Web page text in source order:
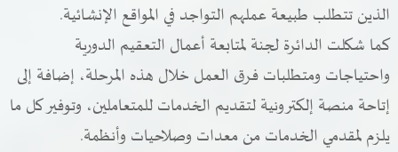
الذين تتطلب طبيعة عملهم التواجد في المواقع الإنشائية.
كما شكلت الدائرة لجنة لمتابعة أعمال التعقيم الدورية
واحتياجات ومتطلبات فرق العمل خلال هذه المرحلة، إضافة إلى
إتاحة منصة إلكترونية لتقديم الخدمات للمتعاملين، وتوفير كل ما
يلزم لمقدمي الخدمات من معدات وصلاحيات وأنظمة.